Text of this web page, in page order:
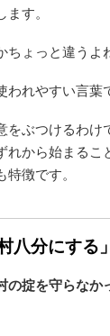
す。
ちょっと違う
れやすい言葉
をぶつけるわ
れから始まるこ
徴です。
八分にする」
の掟を守らなか